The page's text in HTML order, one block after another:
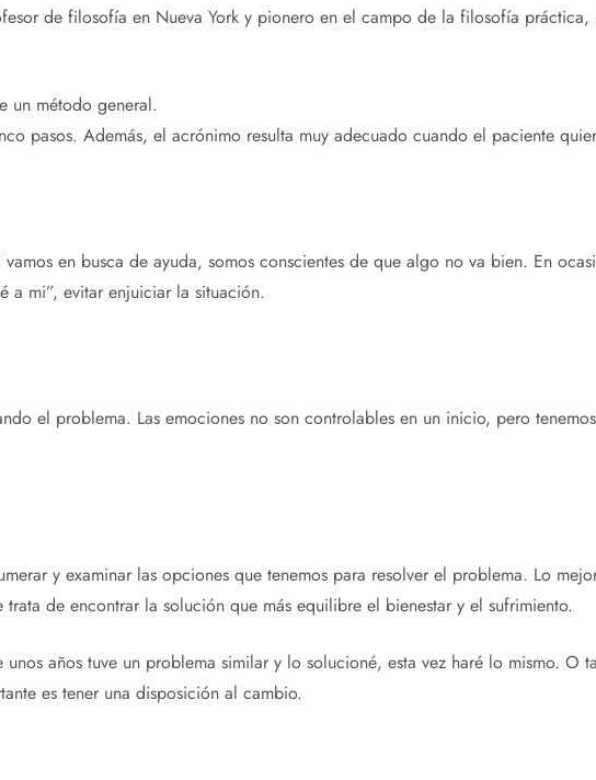
de filosofía en Nueva York y pionero en el campo de la filosofía
un método general.
pasos. Además, el acrónimo resulta muy adecuado cuando el paciente
vamos en busca de ayuda, somos conscientes de que algo no va bien. En
a mi”, evitar enjuiciar la situación.
el problema. Las emociones no son controlables en un inicio, pero
y examinar las opciones que tenemos para resolver el problema. Lo
de encontrar la solución que más equilibre el bienestar y el sufrimiento.
años tuve un problema similar y lo solucioné, esta vez haré lo mismo. O
es tener una disposición al cambio.